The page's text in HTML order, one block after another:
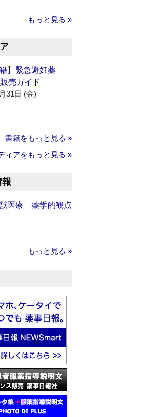
もっと見る »
】緊急避妊薬
売ガイド
31日 (金)
書籍をもっと見る »
ィアをもっと見る »
獣医療 薬学的観点
もっと見る »